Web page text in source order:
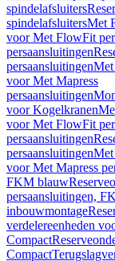
spindelafsluiters
spindelafsluitersMet
voor Met FlowFit
persaansluitingen
persaansluitingenMet
voor Met Mapress
persaansluitingen
voor Kogelkranen
voor Met FlowFit
persaansluitingen
persaansluitingenMet
voor Met Mapress
FKM blauw
persaansluitingen,
inbouwmontage
verdelereenheden
Compact
Compact